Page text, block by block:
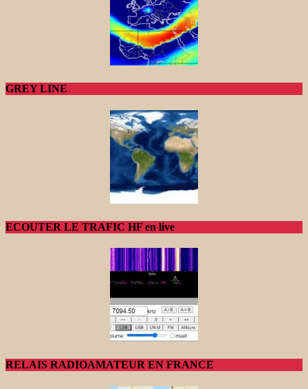
GREY LINE
ECOUTER LE TRAFIC HF en live
RELAIS RADIOAMATEUR EN FRANCE